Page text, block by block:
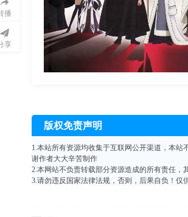
播
享
版权免责声明
1.本站所有资源均收集于互联网公开渠道，本站
谢作者大大辛苦制作
2.本网站不负责转载部分资源造成的所有责任，
3.请勿违反国家法律法规，否则，后果自负！仅